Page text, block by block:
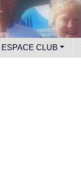
ESPACE CLUB